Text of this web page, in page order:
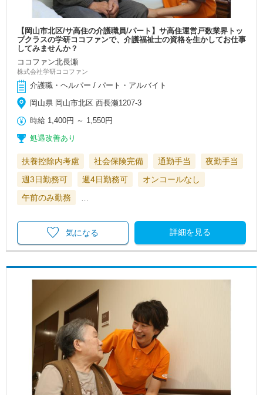
【岡山市北区/サ高住の介護職員/パート】サ高住運営戸数業界トッ
プクラスの学研ココファンで、介護福祉士の資格を生かしてお仕事
してみませんか？
ココファン北長瀬
株式会社学研ココファン
介護職・ヘルパー / パート・アルバイト
岡山県 岡山市北区 西長瀬1207-3
時給 1,400円 ～ 1,550円
処遇改善あり
扶養控除内考慮 社会保険完備 通勤手当
夜勤手当
週3日勤務可
週4日勤務可
オンコールなし
午前のみ勤務
詳細を見る
気になる